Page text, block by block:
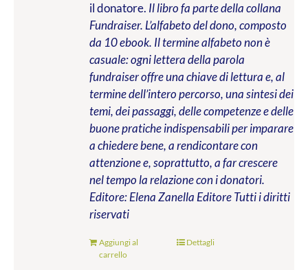
il donatore. Il libro fa parte della collana
Fundraiser. L’alfabeto del dono, composto
da 10 ebook. Il termine alfabeto non è
casuale: ogni lettera della parola
fundraiser offre una chiave di lettura e, al
termine dell’intero percorso, una sintesi dei
temi, dei passaggi, delle competenze e delle
buone pratiche indispensabili per imparare
a chiedere bene, a rendicontare con
attenzione e, soprattutto, a far crescere
nel tempo la relazione con i donatori.
Editore: Elena Zanella EditoreTutti i diritti
riservati
Aggiungi al
carrello
Dettagli